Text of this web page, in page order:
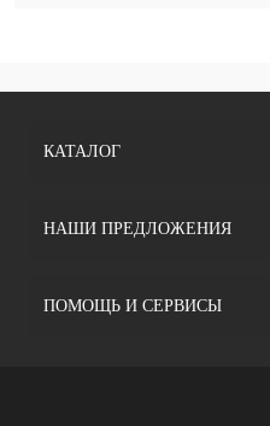
КАТАЛОГ
НАШИ ПРЕДЛОЖЕНИЯ
ПОМОЩЬ И СЕРВИСЫ